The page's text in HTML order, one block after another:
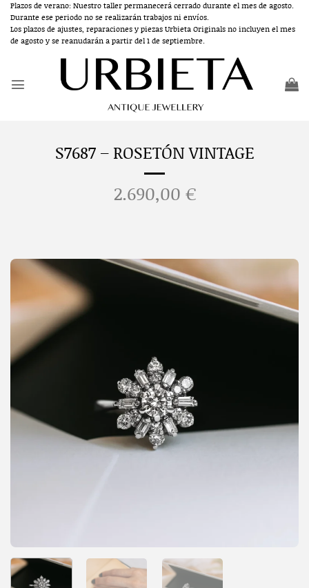
Saltar
contenido
Plazos de verano: Nuestro taller permanecerá cerrado durante el mes de agosto.
Durante ese periodo no se realizarán trabajos ni envíos.
Los plazos de ajustes, reparaciones y piezas Urbieta Originals no incluyen el mes
de agosto y se reanudarán a partir del 1 de septiembre.
S7687 – ROSETÓN VINTAGE
2.690,00 €